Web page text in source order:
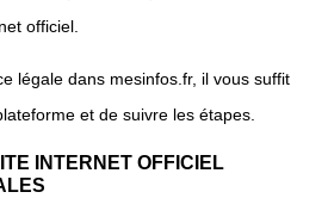
officiel.
légale dans mesinfos.fr, il vous suffit
et de suivre les étapes.
INTERNET OFFICIEL